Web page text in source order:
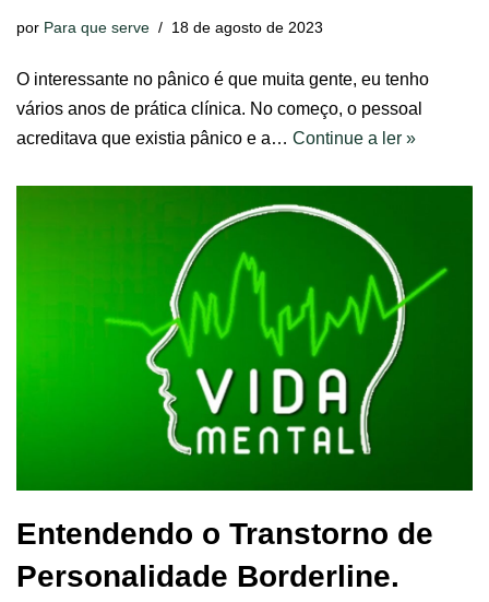
por Para que serve 18 de agosto de 2023
O interessante no pânico é que muita gente, eu tenho
vários anos de prática clínica. No começo, o pessoal
acreditava que existia pânico e a… Continue a ler »
Entendendo o Transtorno de
Personalidade Borderline.